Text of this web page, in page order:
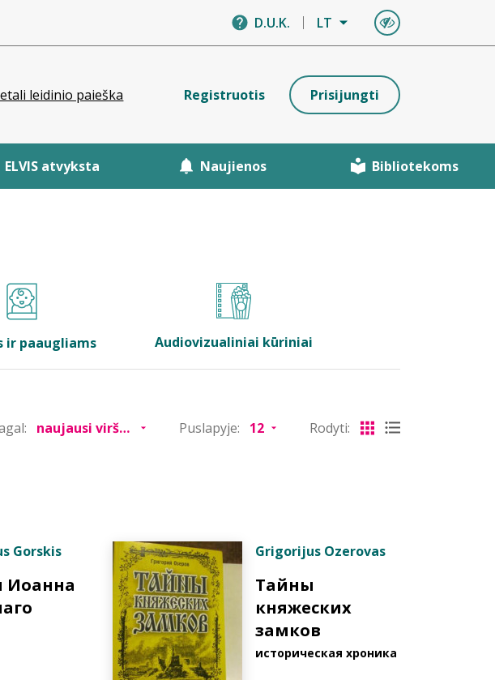
D.U.K. LT
leidinio paieška Registruotis Prisijungti
ELVIS atvyksta Naujienos Bibliotekoms
ir paaugliams Audiovizualiniai kūriniai
Puslapyje: Rodyti:
Gorskis Grigorijus Ozerovas
Тайны
княжеских
замков
историческая хроника